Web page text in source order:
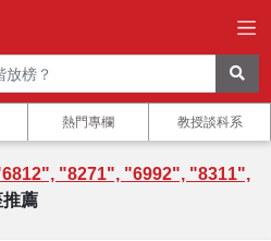
熱門專欄 教授談科系
"8271", "6992", "8311",
薦